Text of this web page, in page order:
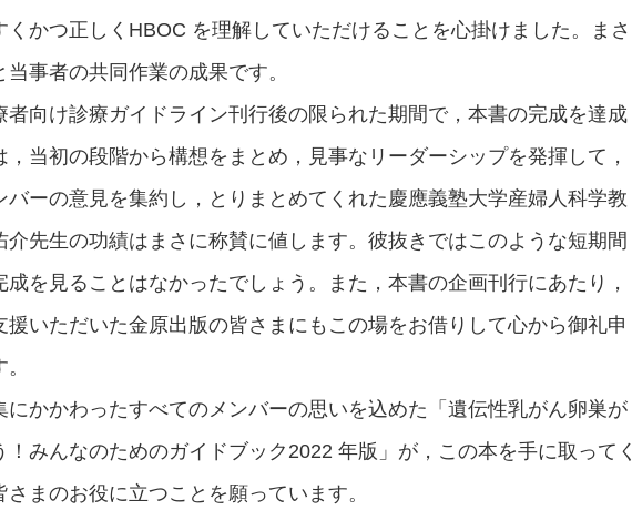
くかつ正しくHBOC を理解していただけることを心掛けました。まさ
当事者の共同作業の成果です。
者向け診療ガイドライン刊行後の限られた期間で，本書の完成を達成
，当初の段階から構想をまとめ，見事なリーダーシップを発揮して，
バーの意見を集約し，とりまとめてくれた慶應義塾大学産婦人科学教
介先生の功績はまさに称賛に値します。彼抜きではこのような短期間
成を見ることはなかったでしょう。また，本書の企画刊行にあたり，
援いただいた金原出版の皆さまにもこの場をお借りして心から御礼申
にかかわったすべてのメンバーの思いを込めた「遺伝性乳がん卵巣が
！みんなのためのガイドブック2022 年版」が，この本を手に取ってく
さまのお役に立つことを願っています。